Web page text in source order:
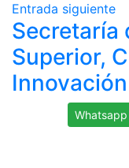
Entrada siguiente
Secretaría
Superior,
Whatsapp